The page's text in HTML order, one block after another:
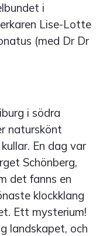
i
Lise-Lotte
(med Dr Dr
i södra
naturskönt
En dag var
Schönberg,
det fanns en
klockklang
Ett mysterium!
landskapet, och